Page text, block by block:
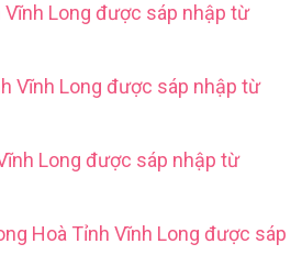
Vĩnh Long được sáp nhập từ
Vĩnh Long được sáp nhập từ
Long được sáp nhập từ
Hoà Tỉnh Vĩnh Long được sáp